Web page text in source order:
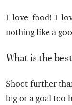
I love food! I
nothing like a
What is the
Shoot further
big or a goal too